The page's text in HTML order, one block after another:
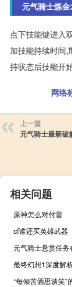
元气骑士炼
点下技能键进入
加技能持续时间,
持状态后技能开
网络
上一篇
元气骑士最新破
相关问题
原神怎么对付雷
cf谁还买英雄武器
元气骑士悬赏任务
最终幻想1深度解
“每倾苦酒思谈笑”